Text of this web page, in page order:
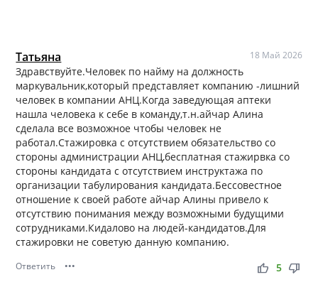
Татьяна 18 Май 2026
Здравствуйте.Человек по найму на должность
маркувальник,который представляет компанию -лишний
человек в компании АНЦ.Когда заведующая аптеки
нашла человека к себе в команду,т.н.айчар Алина
сделала все возможное чтобы человек не
работал.Стажировка с отсутствием обязательство со
стороны администрации АНЦ,бесплатная стажирвка со
стороны кандидата с отсутствием инструктажа по
организации табулирования кандидата.Бессовестное
отношение к своей работе айчар Алины привело к
отсутствию понимания между возможными будущими
сотрудниками.Кидалово на людей-кандидатов.Для
стажировки не советую данную компанию.
Ответить ••• thumb_up thumb_down
5